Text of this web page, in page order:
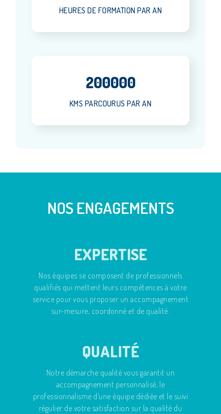
HEURES DE FORMATION PAR AN
200000
KMS PARCOURUS PAR AN
NOS ENGAGEMENTS
EXPERTISE
Nos équipes se composent de professionnels
qualifiés qui mettent leurs compétences à votre
service pour vous proposer un accompagnement
sur-mesure, coordonné et de qualité.
QUALITÉ
Notre démarche qualité vous garantit un
accompagnement personnalisé, le
professionnalisme d’une équipe dédiée et le suivi
régulier de votre satisfaction sur la qualité du